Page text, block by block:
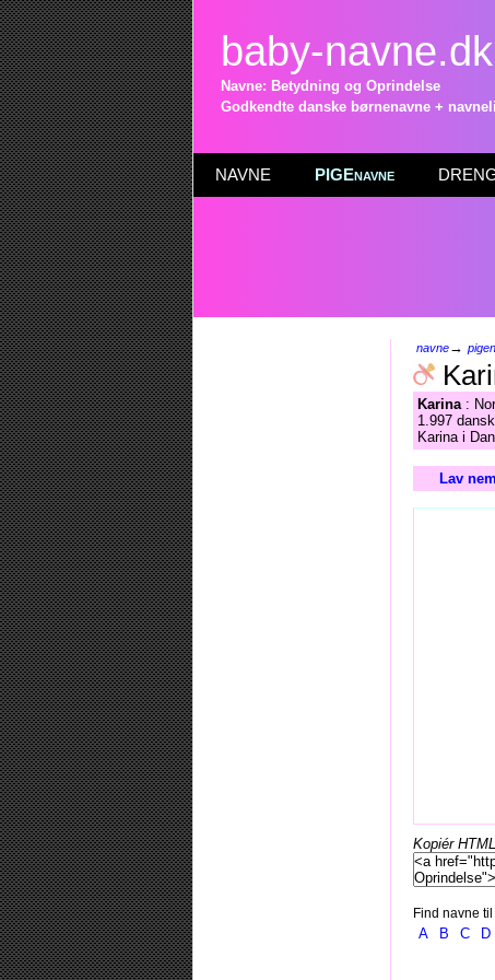
baby-navne.dk
Navne: Betydning og Oprindelse
Godkendte danske børnenavne +
NAVNE PIGEnavne
navne→
Karina:
1.997
Karina i
Lav
Kopiér
Find navne
A B C D